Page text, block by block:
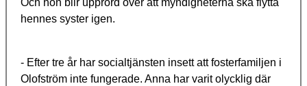
Och hon blir upprörd över att myndigheterna ska flytta
hennes syster igen.
- Efter tre år har socialtjänsten insett att fosterfamiljen i
Olofström inte fungerade. Anna har varit olycklig där